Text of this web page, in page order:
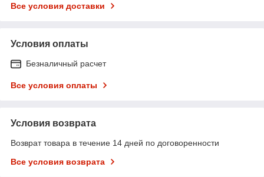
Все условия доставки
Условия оплаты
Безналичный расчет
Все условия оплаты
Условия возврата
Возврат товара в течение 14 дней по договоренности
Все условия возврата